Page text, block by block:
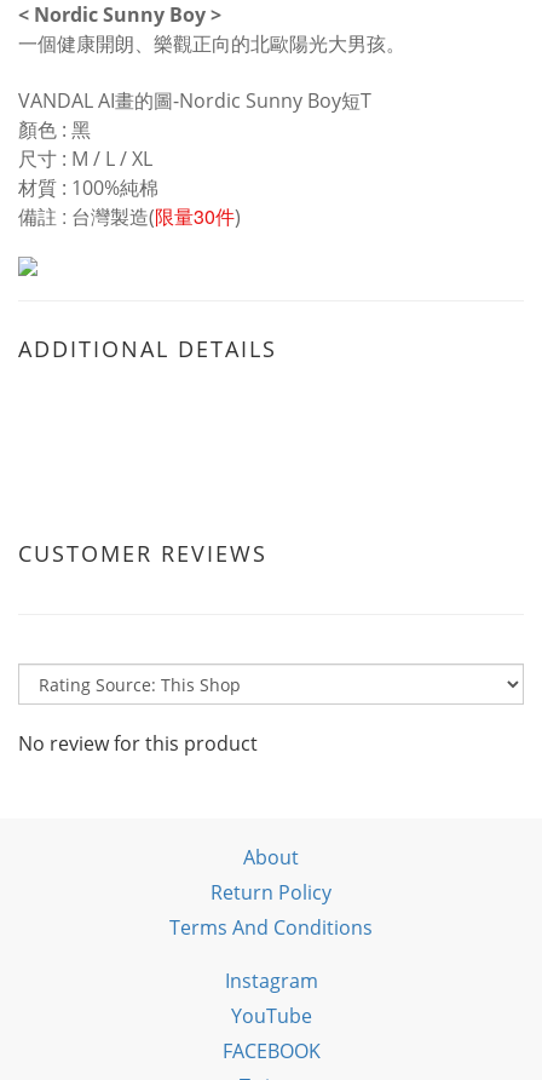
< Nordic Sunny Boy >
一個健康開朗、樂觀正向的北歐陽光大男孩。
VANDAL AI畫的圖-Nordic Sunny Boy短T
顏色 : 黑
尺寸 : M / L / XL
材質 : 100%純棉
備註 : 台灣製造(限量30件)
ADDITIONAL DETAILS
CUSTOMER REVIEWS
No review for this product
About
Return Policy
Terms And Conditions
Instagram
YouTube
FACEBOOK